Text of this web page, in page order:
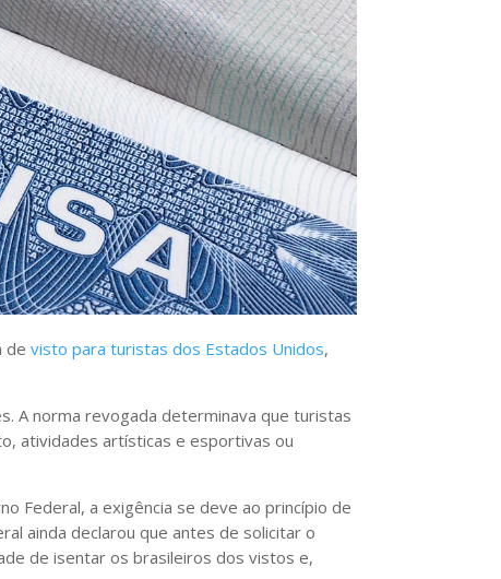
de visto para turistas dos Estados Unidos,
A norma revogada determinava que turistas
atividades artísticas e esportivas ou
Federal, a exigência se deve ao princípio de
ainda declarou que antes de solicitar o
de isentar os brasileiros dos vistos e,